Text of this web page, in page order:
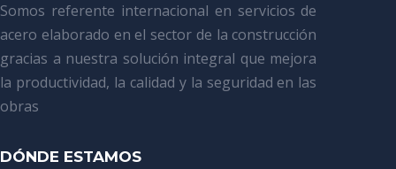
Somos referente internacional en servicios de
acero elaborado en el sector de la construcción
gracias a nuestra solución integral que mejora
la productividad, la calidad y la seguridad en las
obras
DÓNDE ESTAMOS